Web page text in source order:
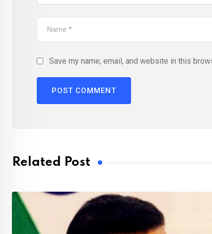
Save my name, email, and website in this
Related Post